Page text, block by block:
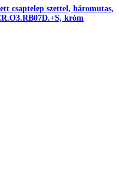
csaptelep szettel, háromutas,
króm